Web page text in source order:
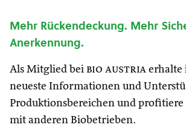
Mehr Rückendeckung. Mehr
Anerkennung.
Als Mitglied bei bio austria erhalte
neueste Informationen und
Produktionsbereichen und profitiere
mit anderen Biobetrieben.